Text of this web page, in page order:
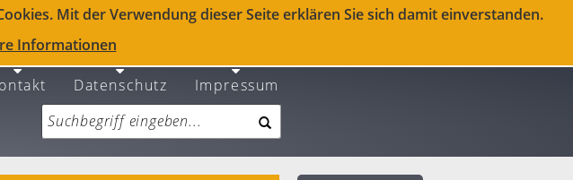
Mit der Verwendung dieser Seite erklären Sie sich damit einverstanden.
Informationen
Datenschutz Impressum